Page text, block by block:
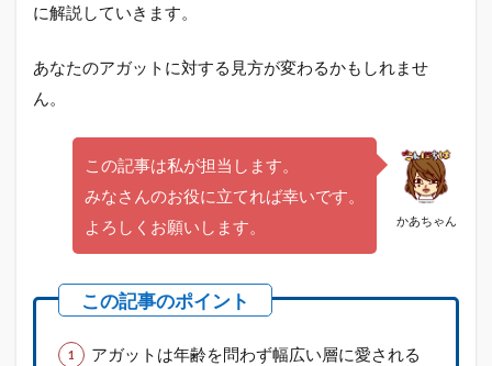
に解説していきます。
あなたのアガットに対する見方が変わるかもしれませ
ん。
かあちゃん
この記事は私が担当します。
みなさんのお役に立てれば幸いです。
よろしくお願いします。
アガットは年齢を問わず幅広い層に愛される